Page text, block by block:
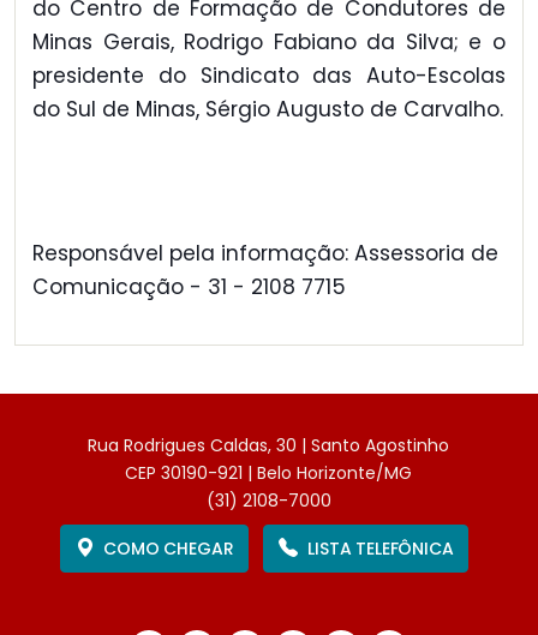
do Centro de Formação de Condutores de
Minas Gerais, Rodrigo Fabiano da Silva; e o
presidente do Sindicato das Auto-Escolas
do Sul de Minas, Sérgio Augusto de Carvalho.
Responsável pela informação: Assessoria de
Comunicação - 31 - 2108 7715
Rua Rodrigues Caldas, 30 | Santo Agostinho
CEP 30190-921 | Belo Horizonte/MG
(31) 2108-7000
COMO CHEGAR
LISTA TELEFÔNICA